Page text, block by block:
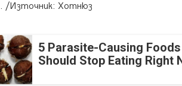
/Източник: Хотнюз
5 Parasite-Causing
Should Stop Eating Right